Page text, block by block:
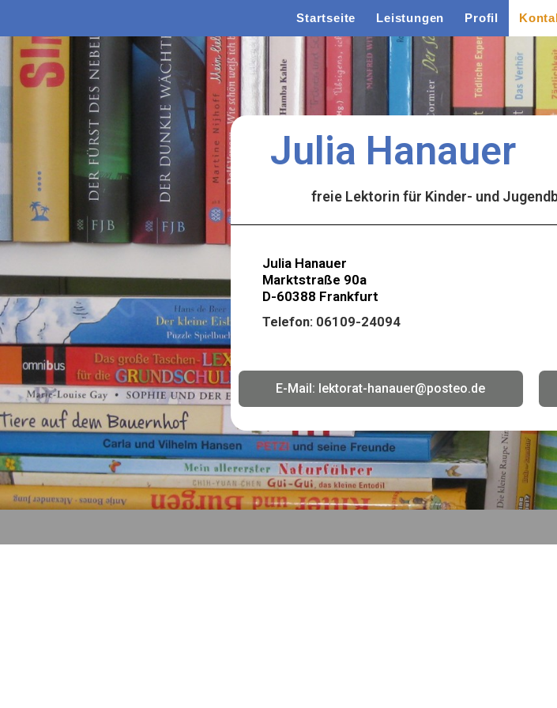
Startseite Leistungen Profil
Julia Hanauer
freie Lektorin für Kinder- und
Julia Hanauer
Marktstraße 90a
D-60388 Frankfurt
Telefon: 06109-24094
E-Mail: lektorat-hanauer@posteo.de